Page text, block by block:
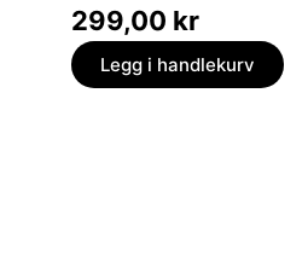
299,00 kr
Legg i handlekurv